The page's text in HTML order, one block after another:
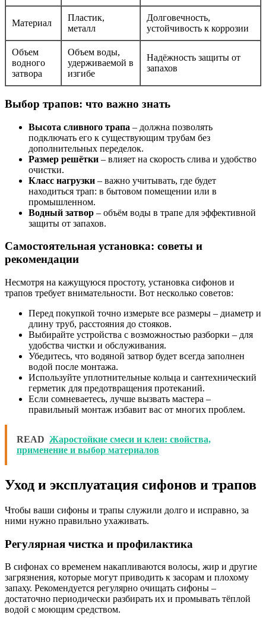
Материал
Пластик,
металл
Долговечность,
устойчивость к коррозии
Объем
водного
затвора
Объем воды,
удерживаемой в
изгибе
Надёжность защиты от
запахов
Выбор трапов: что важно знать
Высота сливного трапа – должна позволять
подключать его к существующим трубам без
дополнительных переделок.
Размер решётки – влияет на скорость слива и удобство
очистки.
Класс нагрузки – важно учитывать, где будет
находиться трап: в бытовом помещении или в
промышленном.
Водный затвор – объём воды в трапе для эффективной
защиты от запахов.
Самостоятельная установка: советы и
рекомендации
Несмотря на кажущуюся простоту, установка сифонов и
трапов требует внимательности. Вот несколько советов:
Перед покупкой точно измерьте все размеры – диаметр и
длину труб, расстояния до стояков.
Выбирайте устройства с возможностью разборки – для
удобства чистки и обслуживания.
Убедитесь, что водяной затвор будет всегда заполнен
водой после монтажа.
Используйте уплотнительные кольца и сантехнический
герметик для предотвращения протеканий.
Если сомневаетесь, лучше вызвать мастера –
правильный монтаж избавит вас от многих проблем.
READ Жаростойкие смеси и клеи: свойства,
применение и выбор материалов
Уход и эксплуатация сифонов и трапов
Чтобы ваши сифоны и трапы служили долго и исправно, за
ними нужно правильно ухаживать.
Регулярная чистка и профилактика
В сифонах со временем накапливаются волосы, жир и другие
загрязнения, которые могут приводить к засорам и плохому
запаху. Рекомендуется регулярно очищать сифоны –
достаточно периодически разбирать их и промывать тёплой
водой с моющим средством.